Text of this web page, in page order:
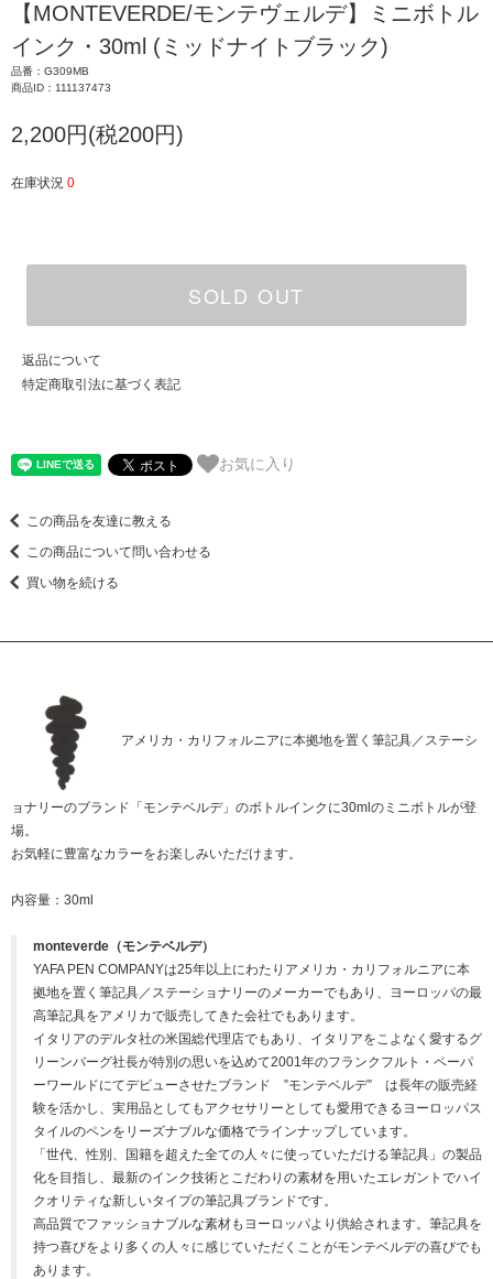
【MONTEVERDE/モンテヴェルデ】ミニボトル
インク・30ml (ミッドナイトブラック)
品番：G309MB
商品ID：111137473
2,200円(税200円)
在庫状況 0
SOLD OUT
返品について
特定商取引法に基づく表記
お気に入り
この商品を友達に教える
この商品について問い合わせる
買い物を続ける
アメリカ・カリフォルニアに本拠地を置く筆記具／ステーシ
ョナリーのブランド「モンテベルデ」のボトルインクに30mlのミニボトルが登
場。
お気軽に豊富なカラーをお楽しみいただけます。
内容量：30ml
monteverde（モンテベルデ）
YAFA PEN COMPANYは25年以上にわたりアメリカ・カリフォルニアに本
拠地を置く筆記具／ステーショナリーのメーカーでもあり、ヨーロッパの最
高筆記具をアメリカで販売してきた会社でもあります。
イタリアのデルタ社の米国総代理店でもあり、イタリアをこよなく愛するグ
リーンバーグ社長が特別の思いを込めて2001年のフランクフルト・ペーパ
ーワールドにてデビューさせたブランド ”モンテベルデ” は長年の販売経
験を活かし、実用品としてもアクセサリーとしても愛用できるヨーロッパス
タイルのペンをリーズナブルな価格でラインナップしています。
「世代、性別、国籍を超えた全ての人々に使っていただける筆記具」の製品
化を目指し、最新のインク技術とこだわりの素材を用いたエレガントでハイ
クオリティな新しいタイプの筆記具ブランドです。
高品質でファッショナブルな素材もヨーロッパより供給されます。筆記具を
持つ喜びをより多くの人々に感じていただくことがモンテベルデの喜びでも
あります。